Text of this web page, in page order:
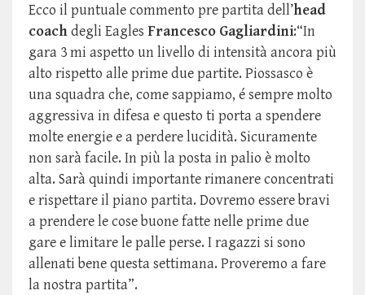
Ecco il puntuale commento pre partita dell’head
coachdegli Eagles Francesco Gagliardini:“In
gara 3 mi aspetto un livello di intensità ancora più
alto rispetto alle prime due partite. Piossasco è
una squadra che, come sappiamo, é sempre molto
aggressiva in difesa e questo ti porta a spendere
molte energie e a perdere lucidità. Sicuramente
non sarà facile. In più la posta in palio è molto
alta. Sarà quindi importante rimanere concentrati
e rispettare il piano partita. Dovremo essere bravi
a prendere le cose buone fatte nelle prime due
gare e limitare le palle perse. I ragazzi si sono
allenati bene questa settimana. Proveremo a fare
la nostra partita”.